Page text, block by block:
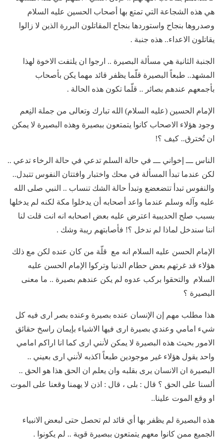
هي هذه الشجاعة التي تمتع بها أصحاب الحسين عليه السلام
وصدروها بنجاح واستوردها بنجاح المقاتلون البررة الذين لا زالوا
يقاتلون الاعداء.. هذه جنبة .
الجنبة الثانية هي مسألة البصيرة .. ارجوا ان يلتفت الاخوة لهذا
المشهد.. طبعاً البصيرة قلّما يظفر قائد مهما يكن بأصحاب
بأجمعهم عندهم بصائر .. قلّما تكون هذه الحالة .
الإمام الحسين (عليه السلام) الله تبارك وتعالى من جملة النِعم
وجود هؤلاء الاصحاب كانوا يتمتعون ببصيرة وهذه البصيرة لا يمكن
ان تُخترق.. كيف ؟!
الناس ـــ إخواني ـــ في حالة السلم تدعي في حالة الرخاء تدعي ..
لكن عندما تبدأ المسألة في محك واختبار وافتتان النفوس تتبدل..
والنفوس تبدأ تتضعضع وتبدأ حالة الشك تنساب .. النبي صلى الله
عليه وآله وسلم عندما واعد أصحابه أن يدخلوا مكة لكنه لم يدخلها
بسبب صلح الحديبية اعترض عليه بعض اصحابه انه انت قلت لنا
اننا سندخل لماذا لم ندخل ؟! فأصابتهم ريبة وشك .
الإمام الحسن عليه السلام انه مع قلّة من كان عنده لكن مع ذلك
هؤلاء قد غرتهم بعض حطام الدنيا وتركوا الإمام الحسن عليه
السلام والتحقوا بركب عدوه لم يكن عندهم بصيرة .. ما معنى
البصيرة ؟
هذا مطلب مهم إن الإنسان عنده بصيرة وعنده بصر ارى فيه كل
شيء امامي وعندي بصيرة ارى فيها الاشياء بإيمان راسخ حقائق
الامور بحيث هذه البصيرة لا يمكن لأنني ارى كما انا اراكم امامي
واحد يقول هؤلاء غير موجودين طبعاً اكذبه لأنني ارى بعيني ..
البصيرة ان الانسان يرى بقلبه وان يعلم ان الحق هذا هو الحق ..
ألسنا على الحق ؟ قال : بلى ، قال : اذن لا يهمنا وقعنا على الموت
او وقع الموت علينا..
هذه البصيرة لم يظفر بها أي قائد لم تحصل حتى لبعض الانبياء
الجميع ممن كانوا معهم يتمتعون ببصيرة قوية .. لم يكونوا .